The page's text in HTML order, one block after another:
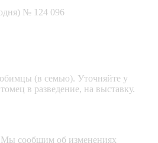
№ 124 096
(в семью). Уточняйте у
в разведение, на выставку.
Мы сообщим об изменениях